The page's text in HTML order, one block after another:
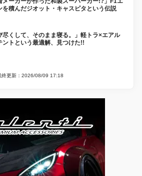
を積んだジオット・キャスピタという伝説
尽くして、そのまま寝る。」軽トラ×エアル
ントという最適解、見つけた!!
終更新：2026/08/09 17:18